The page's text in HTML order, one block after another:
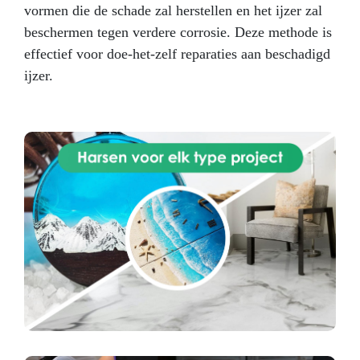
tweecomponenten epoxyplamuur speciaal
ontwikkeld voor snelle reparaties aan staal,
ijzer, gietijzer en allerlei metaallegeringen.
kenmerken
Uitstekende hechting op alle
metalen (staal, gietijzer, koper, messing,
aluminium)
Herstelt en reconstrueert
beschadigde onderdelen, scheuren en gaten
WRAS-gecertificeerd – veilig voor
drinkwaterleidingen en tanks
Snelhardend –
hanteerbaar na 10 min, volledig uitgehard in 60
min
Volledig bewerkbaar kan worden
geschuurd, geboord, getapt en geverfd
Temperatuurbestendig van –50 °C tot +150 °C
en bestand tegen oliën, brandstoffen en
chemicaliën Waarom kiezen voor SteelStick
mechanische sterkte van metalen delen
vormen die de schade zal herstellen en het ijzer zal
beschermen tegen verdere corrosie. Deze methode is
effectief voor doe-het-zelf reparaties aan beschadigd
ijzer.